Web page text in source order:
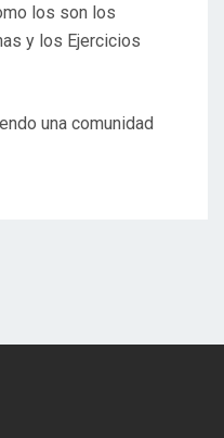
los son los
y los Ejercicios
una comunidad